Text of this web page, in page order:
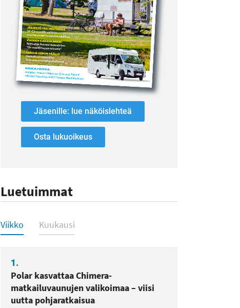
Jäsenille: lue näköislehteä
Osta lukuoikeus
Luetuimmat
Luetuimmat
Viikko Kuukausi
1.
Polar kasvattaa Chimera-
matkailuvaunujen valikoimaa – viisi
uutta pohjaratkaisua